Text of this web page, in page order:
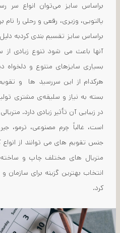
براساس سایز می‌توان انواع سر
پالتویی، وزیری، رقعی و رحلی را
براساس سایز تقسیم بندی کردبه
بسیاری سایزهای متنوع و دلخواه
هرکدام از این سررسید‌ ها و
بسته به نیاز و سلیقه‌ی مشتری
در زیبایی آن تأثیر زیادی دارد.
است، غالباً چرم مصنوعی، ترمو،
جنس تقویم های می توانند از
متریال های مختلف چاپ و
انتخاب بهترین گزینه برای
کرد.